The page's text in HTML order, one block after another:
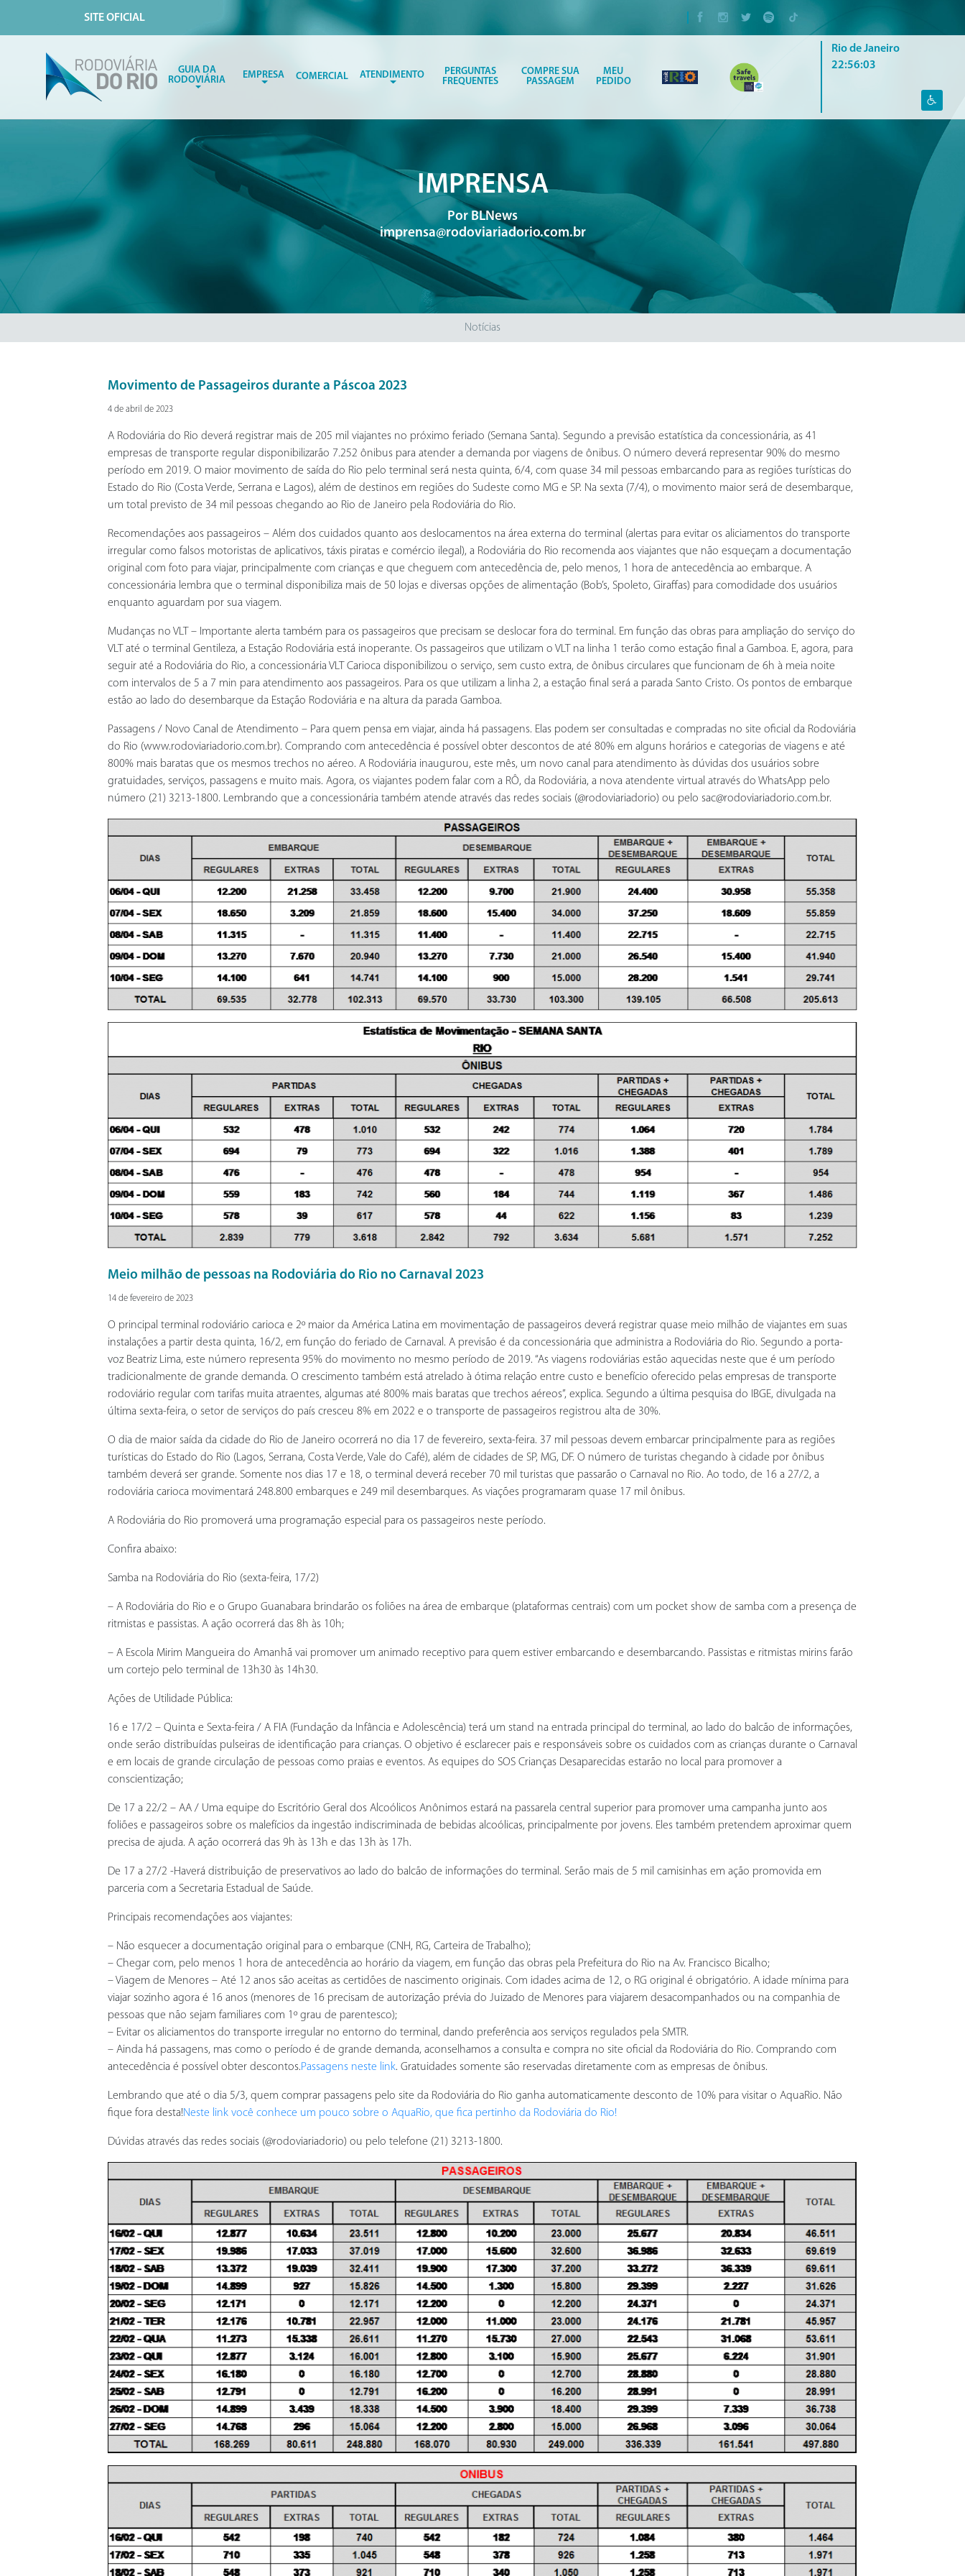
SITE OFICIAL
GUIA DA
RODOVIÁRIA
EMPRESA COMERCIAL ATENDIMENTO
PERGUNTAS
FREQUENTES
COMPRE SUA
PASSAGEM
MEU
PEDIDO
Rio de Janeiro
22:56:04
IMPRENSA
Por BLNews
imprensa@rodoviariadorio.com.br
Notícias
Movimento de Passageiros durante a Páscoa 2023
4 de abril de 2023
A Rodoviária do Rio deverá registrar mais de 205 mil viajantes no próximo feriado (Semana Santa). Segundo a previsão estatística da concessionária, as 41
empresas de transporte regular disponibilizarão 7.252 ônibus para atender a demanda por viagens de ônibus. O número deverá representar 90% do mesmo
período em 2019. O maior movimento de saída do Rio pelo terminal será nesta quinta, 6/4, com quase 34 mil pessoas embarcando para as regiões turísticas do
Estado do Rio (Costa Verde, Serrana e Lagos), além de destinos em regiões do Sudeste como MG e SP. Na sexta (7/4), o movimento maior será de desembarque,
um total previsto de 34 mil pessoas chegando ao Rio de Janeiro pela Rodoviária do Rio.
Recomendações aos passageiros – Além dos cuidados quanto aos deslocamentos na área externa do terminal (alertas para evitar os aliciamentos do transporte
irregular como falsos motoristas de aplicativos, táxis piratas e comércio ilegal), a Rodoviária do Rio recomenda aos viajantes que não esqueçam a documentação
original com foto para viajar, principalmente com crianças e que cheguem com antecedência de, pelo menos, 1 hora de antecedência ao embarque. A
concessionária lembra que o terminal disponibiliza mais de 50 lojas e diversas opções de alimentação (Bob’s, Spoleto, Giraffas) para comodidade dos usuários
enquanto aguardam por sua viagem.
Mudanças no VLT – Importante alerta também para os passageiros que precisam se deslocar fora do terminal. Em função das obras para ampliação do serviço do
VLT até o terminal Gentileza, a Estação Rodoviária está inoperante. Os passageiros que utilizam o VLT na linha 1 terão como estação final a Gamboa. E, agora, para
seguir até a Rodoviária do Rio, a concessionária VLT Carioca disponibilizou o serviço, sem custo extra, de ônibus circulares que funcionam de 6h à meia noite
com intervalos de 5 a 7 min para atendimento aos passageiros. Para os que utilizam a linha 2, a estação final será a parada Santo Cristo. Os pontos de embarque
estão ao lado do desembarque da Estação Rodoviária e na altura da parada Gamboa.
Passagens / Novo Canal de Atendimento – Para quem pensa em viajar, ainda há passagens. Elas podem ser consultadas e compradas no site oficial da Rodoviária
do Rio (www.rodoviariadorio.com.br). Comprando com antecedência é possível obter descontos de até 80% em alguns horários e categorias de viagens e até
800% mais baratas que os mesmos trechos no aéreo. A Rodoviária inaugurou, este mês, um novo canal para atendimento às dúvidas dos usuários sobre
gratuidades, serviços, passagens e muito mais. Agora, os viajantes podem falar com a RÔ, da Rodoviária, a nova atendente virtual através do WhatsApp pelo
número (21) 3213-1800. Lembrando que a concessionária também atende através das redes sociais (@rodoviariadorio) ou pelo sac@rodoviariadorio.com.br.
Meio milhão de pessoas na Rodoviária do Rio no Carnaval 2023
14 de fevereiro de 2023
O principal terminal rodoviário carioca e 2º maior da América Latina em movimentação de passageiros deverá registrar quase meio milhão de viajantes em suas
instalações a partir desta quinta, 16/2, em função do feriado de Carnaval. A previsão é da concessionária que administra a Rodoviária do Rio. Segundo a porta-
voz Beatriz Lima, este número representa 95% do movimento no mesmo período de 2019. “As viagens rodoviárias estão aquecidas neste que é um período
tradicionalmente de grande demanda. O crescimento também está atrelado à ótima relação entre custo e benefício oferecido pelas empresas de transporte
rodoviário regular com tarifas muita atraentes, algumas até 800% mais baratas que trechos aéreos”, explica. Segundo a última pesquisa do IBGE, divulgada na
última sexta-feira, o setor de serviços do país cresceu 8% em 2022 e o transporte de passageiros registrou alta de 30%.
O dia de maior saída da cidade do Rio de Janeiro ocorrerá no dia 17 de fevereiro, sexta-feira. 37 mil pessoas devem embarcar principalmente para as regiões
turísticas do Estado do Rio (Lagos, Serrana, Costa Verde, Vale do Café), além de cidades de SP, MG, DF. O número de turistas chegando à cidade por ônibus
também deverá ser grande. Somente nos dias 17 e 18, o terminal deverá receber 70 mil turistas que passarão o Carnaval no Rio. Ao todo, de 16 a 27/2, a
rodoviária carioca movimentará 248.800 embarques e 249 mil desembarques. As viações programaram quase 17 mil ônibus.
A Rodoviária do Rio promoverá uma programação especial para os passageiros neste período.
Confira abaixo:
Samba na Rodoviária do Rio (sexta-feira, 17/2)
– A Rodoviária do Rio e o Grupo Guanabara brindarão os foliões na área de embarque (plataformas centrais) com um pocket show de samba com a presença de
ritmistas e passistas. A ação ocorrerá das 8h às 10h;
– A Escola Mirim Mangueira do Amanhã vai promover um animado receptivo para quem estiver embarcando e desembarcando. Passistas e ritmistas mirins farão
um cortejo pelo terminal de 13h30 às 14h30.
Ações de Utilidade Pública:
16 e 17/2 – Quinta e Sexta-feira / A FIA (Fundação da Infância e Adolescência) terá um stand na entrada principal do terminal, ao lado do balcão de informações,
onde serão distribuídas pulseiras de identificação para crianças. O objetivo é esclarecer pais e responsáveis sobre os cuidados com as crianças durante o Carnaval
e em locais de grande circulação de pessoas como praias e eventos. As equipes do SOS Crianças Desaparecidas estarão no local para promover a
conscientização;
De 17 a 22/2 – AA / Uma equipe do Escritório Geral dos Alcoólicos Anônimos estará na passarela central superior para promover uma campanha junto aos
foliões e passageiros sobre os malefícios da ingestão indiscriminada de bebidas alcoólicas, principalmente por jovens. Eles também pretendem aproximar quem
precisa de ajuda. A ação ocorrerá das 9h às 13h e das 13h às 17h.
De 17 a 27/2 -Haverá distribuição de preservativos ao lado do balcão de informações do terminal. Serão mais de 5 mil camisinhas em ação promovida em
parceria com a Secretaria Estadual de Saúde.
Principais recomendações aos viajantes:
– Não esquecer a documentação original para o embarque (CNH, RG, Carteira de Trabalho);
– Chegar com, pelo menos 1 hora de antecedência ao horário da viagem, em função das obras pela Prefeitura do Rio na Av. Francisco Bicalho;
– Viagem de Menores – Até 12 anos são aceitas as certidões de nascimento originais. Com idades acima de 12, o RG original é obrigatório. A idade mínima para
viajar sozinho agora é 16 anos (menores de 16 precisam de autorização prévia do Juizado de Menores para viajarem desacompanhados ou na companhia de
pessoas que não sejam familiares com 1º grau de parentesco);
– Evitar os aliciamentos do transporte irregular no entorno do terminal, dando preferência aos serviços regulados pela SMTR.
– Ainda há passagens, mas como o período é de grande demanda, aconselhamos a consulta e compra no site oficial da Rodoviária do Rio. Comprando com
antecedência é possível obter descontos.Passagens neste link. Gratuidades somente são reservadas diretamente com as empresas de ônibus.
Lembrando que até o dia 5/3, quem comprar passagens pelo site da Rodoviária do Rio ganha automaticamente desconto de 10% para visitar o AquaRio. Não
fique fora desta!Neste link você conhece um pouco sobre o AquaRio, que fica pertinho da Rodoviária do Rio!
Dúvidas através das redes sociais (@rodoviariadorio) ou pelo telefone (21) 3213-1800.